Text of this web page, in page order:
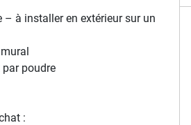
à installer en extérieur sur un
poudre
: